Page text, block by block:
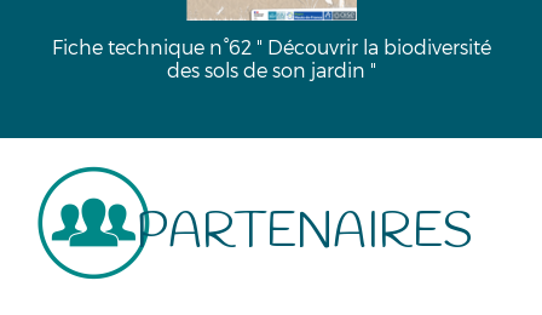
biodiversité
Fiche technique n°63 "Atlas de
Communale"
PARTENAIRES